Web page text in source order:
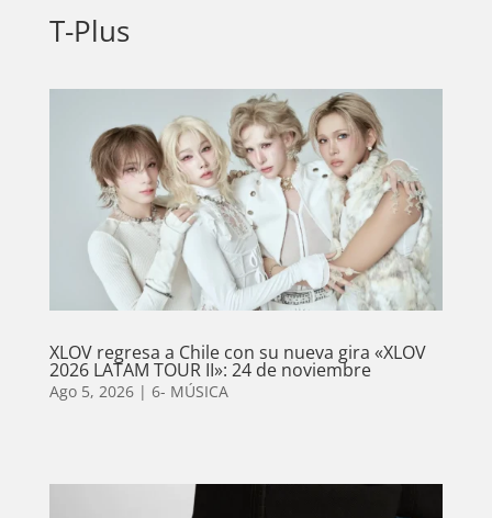
T-Plus
XLOV regresa a Chile con su nueva gira «XLOV
2026 LATAM TOUR II»: 24 de noviembre
Ago 5, 2026| 6- MÚSICA